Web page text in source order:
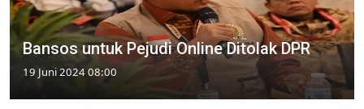
Bansos untuk Pejudi Online Ditolak DPR
19 Juni 2024 08:00